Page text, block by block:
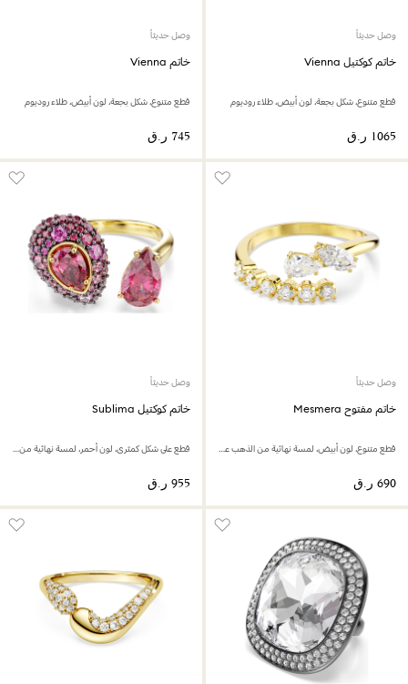
وصل حديثاً
خاتم كوكتيل Vienna
قطع متنوع، شكل بجعة، لون أبيض، طلاء روديوم
وصل حديثاً
خاتم Vienna
قطع متنوع، شكل بجعة، لون أبيض، طلاء روديوم
وصل حديثاً
خاتم مفتوح Mesmera
قطع متنوع، لون أبيض، لمسة نهائية من الذهب عيار 18 قيراط
وصل حديثاً
خاتم كوكتيل Sublima
قطع على شكل كمثرى، لون أحمر، لمسة نهائية من الذهب عيار 18 قيراط